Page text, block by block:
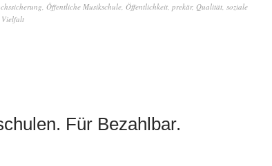
Öffentliche Musikschule Öffentlichkeit prekär, Qualität soziale
Vielfalt
Für Bezahlbar.